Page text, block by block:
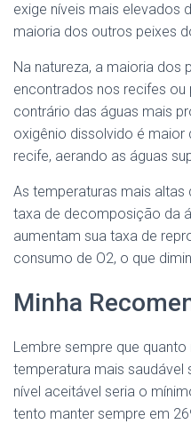
exige níveis mais elevados
maioria dos outros peixes
Na natureza, a maioria dos
encontrados nos recifes
contrário das águas mais
oxigênio dissolvido é maior
recife, aerando as águas
As temperaturas mais
taxa de decomposição da
aumentam sua taxa de
consumo de O2, o que
Minha
Lembre sempre que
temperatura mais saudável
nível aceitável seria o
tento manter sempre em